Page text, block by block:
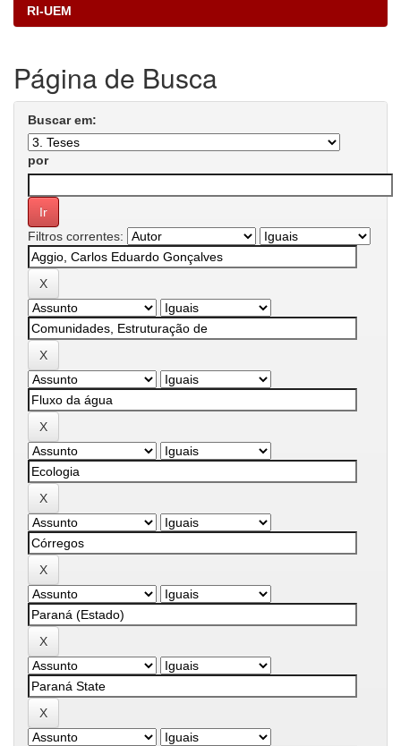
RI-UEM
Página de Busca
Buscar em:
por
Filtros correntes: